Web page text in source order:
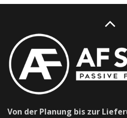
Von der Planung bis zur